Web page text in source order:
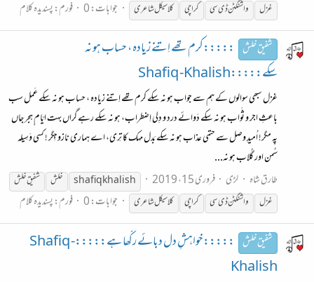
غزل واشنگٹن ڈی سی کراچی کلاسیکل شاعری جوابات: 0 فورم:پسندیدہ کلام
شفیق خلش :::::کرم تھے اِتنے زیادہ ، حساب ہو نہ
سکے:::::Shafiq -Khalish
غزل سبھی سوالوں کے ہم سے جواب ہو نہ سکے کرم تھے اِتنے زیادہ ، حساب ہو نہ سکے عَمل سب
باعثِ اجر و ثَواب ہو نہ سکے دَوائے درد و دِلی اِضطراب، ہو نہ سکے رہے گراں بہت ایّام ِہجر جاں
پہ مگر! اُمیدِ وصل سے حتمی عذاب ہو نہ سکے بَدل مہک کا تِری، اے ہماری نازوجِگر ! کسی وَسِیلہ
سُمن اور گُلاب ہو نہ...
طارق شاہ
لڑی فروری 15، 2019 shafiq khalish خلش شفیقخلش
غزل
واشنگٹن ڈی سی کراچی کلاسیکل شاعری جوابات: 0 فورم:پسندیدہ کلام
شفیق خلش
:::::خواہشِ دل دبائے رکّھا ہے:::::Shafiq -
Khalish